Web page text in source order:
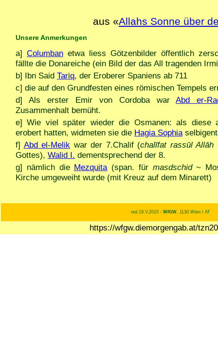
aus «Allahs Sonne über
Unsere Anmerkungen
a] Columban etwa liess Götzenbilder öffentlich
fällte die Donareiche (ein Bild der das All tragenden
b] Ibn Said Tariq, der Eroberer Spaniens ab 711
c] die auf den Grundfesten eines römischen Tempels
d] Als erster Emir von Cordoba warAbd er-
Zusammenhalt bemüht.
e] Wie viel später wieder die Osmanen: als diese
erobert hatten, widmeten sie die Hagia Sophia
f] Abd el-Melik war der 7.Chalif (chalīfat rassūl Allāh
Gottes), Walid I. dementsprechend der 8.
g] nämlich die Mezquita(span. für masdschid~
Kirche umgeweiht wurde (mit Kreuz auf dem Minarett)
red.19.V.2015 - WfGW, 1130 Wien / AT
https://wfgw.diemorgengab.at/